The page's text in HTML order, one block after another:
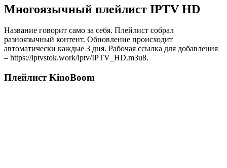
Многоязычный плейлист IPTV HD
Название говорит само за себя. Плейлист собрал
разноязычный контент. Обновление происходит
автоматически каждые 3 дня. Рабочая ссылка для добавления
– https://iptvstok.work/iptv/IPTV_HD.m3u8.
Плейлист KinoBoom